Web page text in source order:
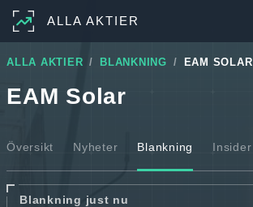
ALLA AKTIER
ALLA AKTIER BLANKNING EAM SOLAR
EAM Solar
Översikt Nyheter Blankning Insider
Blankning just nu